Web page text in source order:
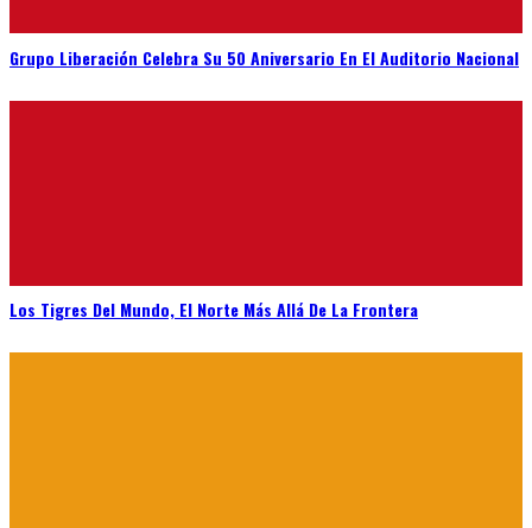
Grupo Liberación Celebra Su 50 Aniversario En El Auditorio Nacional
Los Tigres Del Mundo, El Norte Más Allá De La Frontera